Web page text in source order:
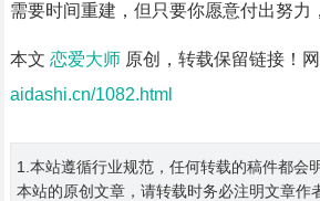
需要时间重建，但只要你愿意付出努力
本文 恋爱大师原创，转载保留链接！网
aidashi.cn/1082.html
1.本站遵循行业规范，任何转载的稿件都会
本站的原创文章，请转载时务必注明文章作